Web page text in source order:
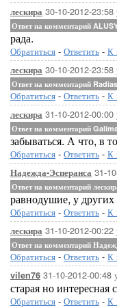
лескира 30-10-2012-23:58
Ответ на комментарий
рада.
Обратиться - Ответить - К
лескира 30-10-2012-23:58
Ответ на комментарий
Обратиться - Ответить - К
лескира 31-10-2012-00:00
Ответ на комментарий
забываться. А что, в
Обратиться - Ответить - К
Надежда-Эсперанса 31-
Ответ на комментарий
равнодушие, у других
Обратиться - Ответить - К
лескира 31-10-2012-00:22
Ответ на комментарий
Обратиться - Ответить - К
vilen76 31-10-2012-00:48
старая но интересная
Обратиться - Ответить - К